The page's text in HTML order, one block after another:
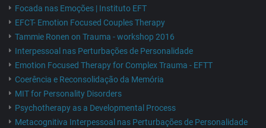
Focada nas Emoções | Instituto EFT
EFCT- Emotion Focused Couples Therapy
Tammie Ronen on Trauma - workshop 2016
Interpessoal nas Perturbações de Personalidade
Emotion Focused Therapy for Complex Trauma - EFTT
Coerência e Reconsolidação da Memória
MIT for Personality Disorders
Psychotherapy as a Developmental Process
Metacognitiva Interpessoal nas Perturbações de Personalidade